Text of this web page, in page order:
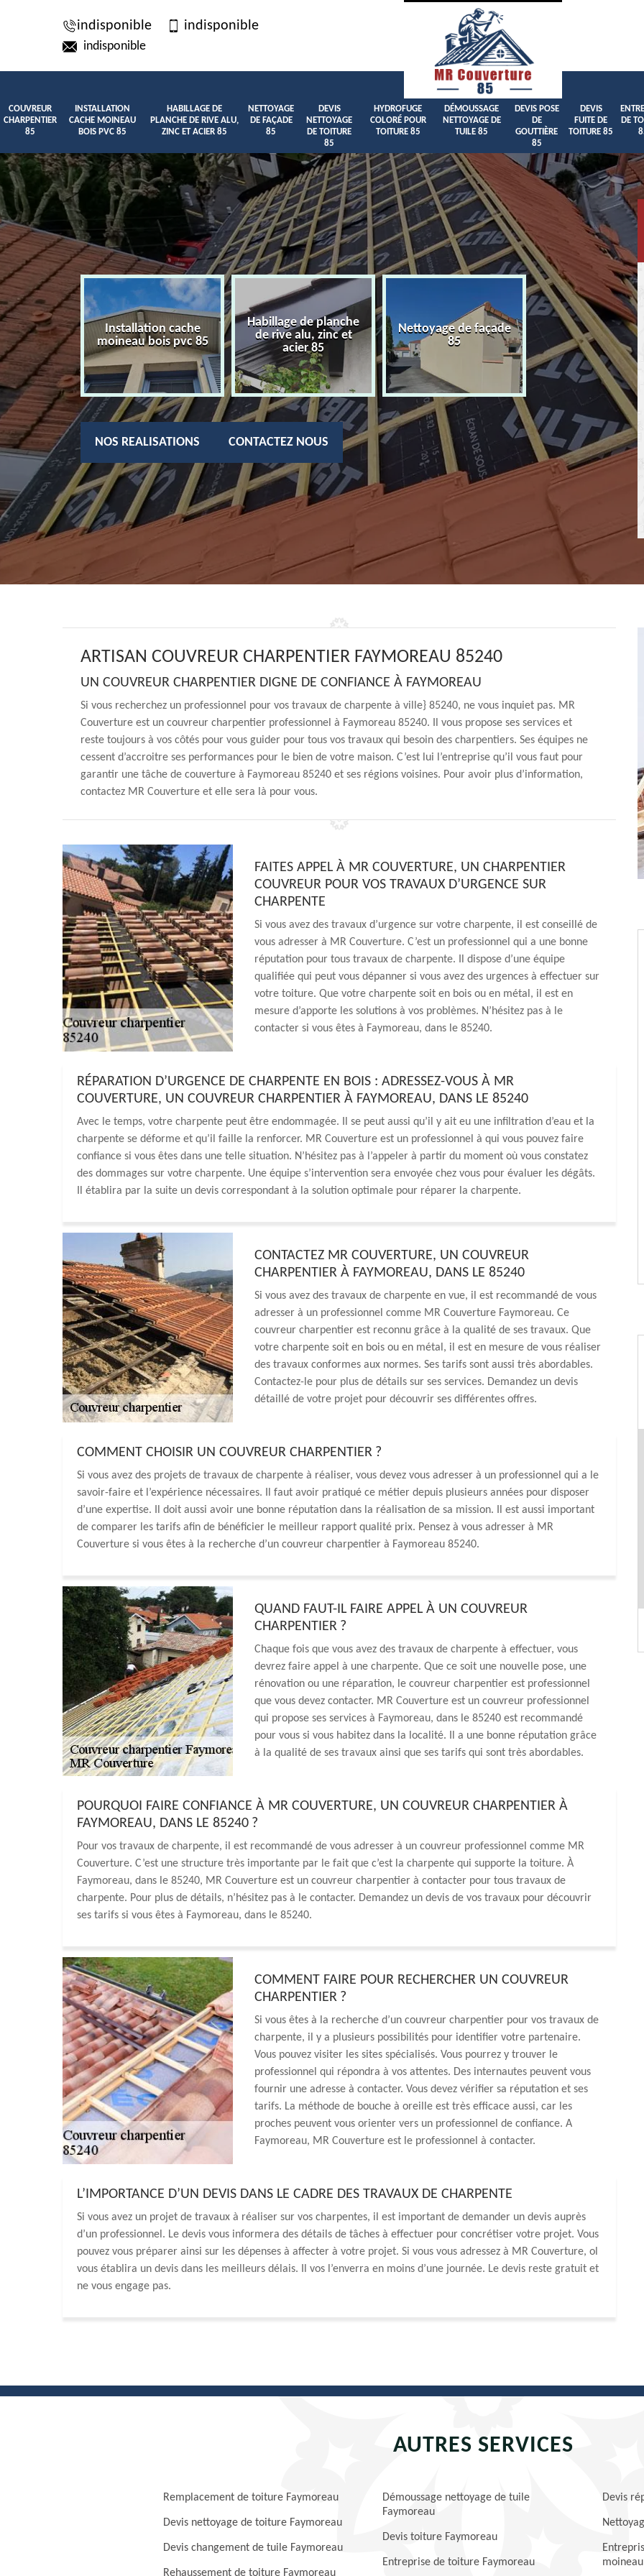
indisponible indisponible
indisponible
COUVREUR
CHARPENTIER
85
INSTALLATION
CACHE MOINEAU
BOIS PVC 85
HABILLAGE DE
PLANCHE DE RIVE ALU,
ZINC ET ACIER 85
NETTOYAGE
DE FAÇADE
85
DEVIS
NETTOYAGE
DE TOITURE
85
HYDROFUGE
COLORÉ POUR
TOITURE 85
DÉMOUSSAGE
NETTOYAGE DE
TUILE 85
DEVIS POSE
DE
GOUTTIÈRE
85
DEVIS
FUITE DE
TOITURE 85
DE
Installation cache
moineau bois pvc 85
Habillage de planche
de rive alu, zinc et
acier 85
Nettoyage de façade
85
Devis nettoyage
toiture 85
NOS REALISATIONS CONTACTEZ NOUS
ARTISAN COUVREUR CHARPENTIER FAYMOREAU 85240
UN COUVREUR CHARPENTIER DIGNE DE CONFIANCE À FAYMOREAU
Si vous recherchez un professionnel pour vos travaux de charpente à ville} 85240, ne vous inquiet pas. MR
Couverture est un couvreur charpentier professionnel à Faymoreau 85240. Il vous propose ses services et
reste toujours à vos côtés pour vous guider pour tous vos travaux qui besoin des charpentiers. Ses équipes ne
cessent d’accroitre ses performances pour le bien de votre maison. C’est lui l’entreprise qu’il vous faut pour
garantir une tâche de couverture à Faymoreau 85240 et ses régions voisines. Pour avoir plus d’information,
contactez MR Couverture et elle sera là pour vous.
FAITES APPEL À MR COUVERTURE, UN CHARPENTIER
COUVREUR POUR VOS TRAVAUX D’URGENCE SUR
CHARPENTE
Si vous avez des travaux d’urgence sur votre charpente, il est conseillé de
vous adresser à MR Couverture. C’est un professionnel qui a une bonne
réputation pour tous travaux de charpente. Il dispose d’une équipe
qualifiée qui peut vous dépanner si vous avez des urgences à effectuer sur
votre toiture. Que votre charpente soit en bois ou en métal, il est en
mesure d’apporte les solutions à vos problèmes. N’hésitez pas à le
contacter si vous êtes à Faymoreau, dans le 85240.
RÉPARATION D’URGENCE DE CHARPENTE EN BOIS : ADRESSEZ-VOUS À MR
COUVERTURE, UN COUVREUR CHARPENTIER À FAYMOREAU, DANS LE 85240
Avec le temps, votre charpente peut être endommagée. Il se peut aussi qu’il y ait eu une infiltration d’eau et la
charpente se déforme et qu’il faille la renforcer. MR Couverture est un professionnel à qui vous pouvez faire
confiance si vous êtes dans une telle situation. N’hésitez pas à l’appeler à partir du moment où vous constatez
des dommages sur votre charpente. Une équipe s’intervention sera envoyée chez vous pour évaluer les dégâts.
Il établira par la suite un devis correspondant à la solution optimale pour réparer la charpente.
CONTACTEZ MR COUVERTURE, UN COUVREUR
CHARPENTIER À FAYMOREAU, DANS LE 85240
Si vous avez des travaux de charpente en vue, il est recommandé de vous
adresser à un professionnel comme MR Couverture Faymoreau. Ce
couvreur charpentier est reconnu grâce à la qualité de ses travaux. Que
votre charpente soit en bois ou en métal, il est en mesure de vous réaliser
des travaux conformes aux normes. Ses tarifs sont aussi très abordables.
Contactez-le pour plus de détails sur ses services. Demandez un devis
détaillé de votre projet pour découvrir ses différentes offres.
COMMENT CHOISIR UN COUVREUR CHARPENTIER ?
Si vous avez des projets de travaux de charpente à réaliser, vous devez vous adresser à un professionnel qui a le
savoir-faire et l’expérience nécessaires. Il faut avoir pratiqué ce métier depuis plusieurs années pour disposer
d’une expertise. Il doit aussi avoir une bonne réputation dans la réalisation de sa mission. Il est aussi important
de comparer les tarifs afin de bénéficier le meilleur rapport qualité prix. Pensez à vous adresser à MR
Couverture si vous êtes à la recherche d’un couvreur charpentier à Faymoreau 85240.
QUAND FAUT-IL FAIRE APPEL À UN COUVREUR
CHARPENTIER ?
Chaque fois que vous avez des travaux de charpente à effectuer, vous
devrez faire appel à une charpente. Que ce soit une nouvelle pose, une
rénovation ou une réparation, le couvreur charpentier est professionnel
que vous devez contacter. MR Couverture est un couvreur professionnel
qui propose ses services à Faymoreau, dans le 85240 est recommandé
pour vous si vous habitez dans la localité. Il a une bonne réputation grâce
à la qualité de ses travaux ainsi que ses tarifs qui sont très abordables.
POURQUOI FAIRE CONFIANCE À MR COUVERTURE, UN COUVREUR CHARPENTIER À
FAYMOREAU, DANS LE 85240 ?
Pour vos travaux de charpente, il est recommandé de vous adresser à un couvreur professionnel comme MR
Couverture. C’est une structure très importante par le fait que c’est la charpente qui supporte la toiture. À
Faymoreau, dans le 85240, MR Couverture est un couvreur charpentier à contacter pour tous travaux de
charpente. Pour plus de détails, n’hésitez pas à le contacter. Demandez un devis de vos travaux pour découvrir
ses tarifs si vous êtes à Faymoreau, dans le 85240.
COMMENT FAIRE POUR RECHERCHER UN COUVREUR
CHARPENTIER ?
Si vous êtes à la recherche d’un couvreur charpentier pour vos travaux de
charpente, il y a plusieurs possibilités pour identifier votre partenaire.
Vous pouvez visiter les sites spécialisés. Vous pourrez y trouver le
professionnel qui répondra à vos attentes. Des internautes peuvent vous
fournir une adresse à contacter. Vous devez vérifier sa réputation et ses
tarifs. La méthode de bouche à oreille est très efficace aussi, car les
proches peuvent vous orienter vers un professionnel de confiance. A
Faymoreau, MR Couverture est le professionnel à contacter.
L’IMPORTANCE D’UN DEVIS DANS LE CADRE DES TRAVAUX DE CHARPENTE
Si vous avez un projet de travaux à réaliser sur vos charpentes, il est important de demander un devis auprès
d’un professionnel. Le devis vous informera des détails de tâches à effectuer pour concrétiser votre projet. Vous
pouvez vous préparer ainsi sur les dépenses à affecter à votre projet. Si vous vous adressez à MR Couverture, ol
vous établira un devis dans les meilleurs délais. Il vos l’enverra en moins d’une journée. Le devis reste gratuit et
ne vous engage pas.
AUTRES SERVICES
Remplacement de toiture Faymoreau
Devis nettoyage de toiture Faymoreau
Devis changement de tuile Faymoreau
Rehaussement de toiture Faymoreau
Démoussage nettoyage de tuile
Faymoreau
Devis toiture Faymoreau
Entreprise de toiture Faymoreau
Devis